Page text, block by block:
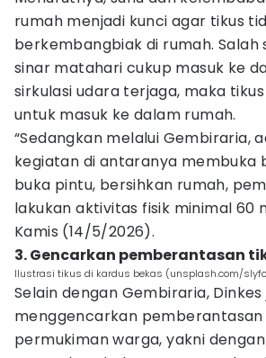
rumah menjadi kunci agar tikus
berkembangbiak di rumah. Salah
sinar matahari cukup masuk ke
sirkulasi udara terjaga, maka
untuk masuk ke dalam rumah.
“Sedangkan melalui Gembiraria,
kegiatan di antaranya membuka
buka pintu, bersihkan rumah,
lakukan aktivitas fisik minimal 60
Kamis (14/5/2026).
3. Gencarkan pemberantasan
Ilustrasi tikus di kardus bekas (unsplash.com/
Selain dengan Gembiraria, Dinkes
menggencarkan pemberantasan
permukiman warga, yakni